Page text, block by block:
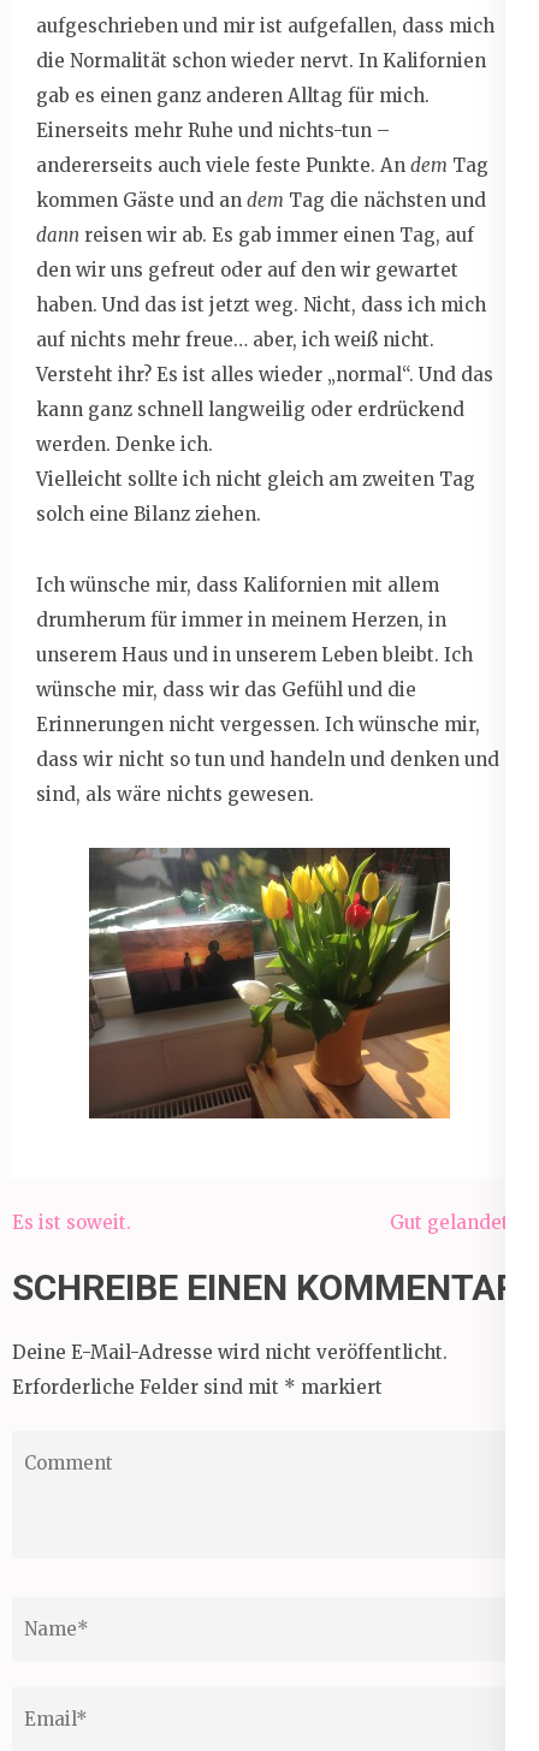
aufgeschrieben und mir ist aufgefallen, dass mich
die Normalität schon wieder nervt. In Kalifornien
gab es einen ganz anderen Alltag für mich.
Einerseits mehr Ruhe und nichts-tun –
andererseits auch viele feste Punkte. An dem Tag
kommen Gäste und an dem Tag die nächsten und
dann reisen wir ab. Es gab immer einen Tag, auf
den wir uns gefreut oder auf den wir gewartet
haben. Und das ist jetzt weg. Nicht, dass ich mich
auf nichts mehr freue… aber, ich weiß nicht.
Versteht ihr? Es ist alles wieder „normal“. Und das
kann ganz schnell langweilig oder erdrückend
werden. Denke ich.
Vielleicht sollte ich nicht gleich am zweiten Tag
solch eine Bilanz ziehen.
Ich wünsche mir, dass Kalifornien mit allem
drumherum für immer in meinem Herzen, in
unserem Haus und in unserem Leben bleibt. Ich
wünsche mir, dass wir das Gefühl und die
Erinnerungen nicht vergessen. Ich wünsche mir,
dass wir nicht so tun und handeln und denken und
sind, als wäre nichts gewesen.
Beitragsnavigation
Es ist soweit. Gut gelandet !?
SCHREIBE EINEN KOMMENTAR
Deine E-Mail-Adresse wird nicht veröffentlicht.
Erforderliche Felder sind mit * markiert